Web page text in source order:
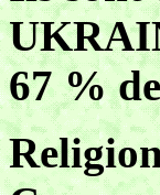
67 %